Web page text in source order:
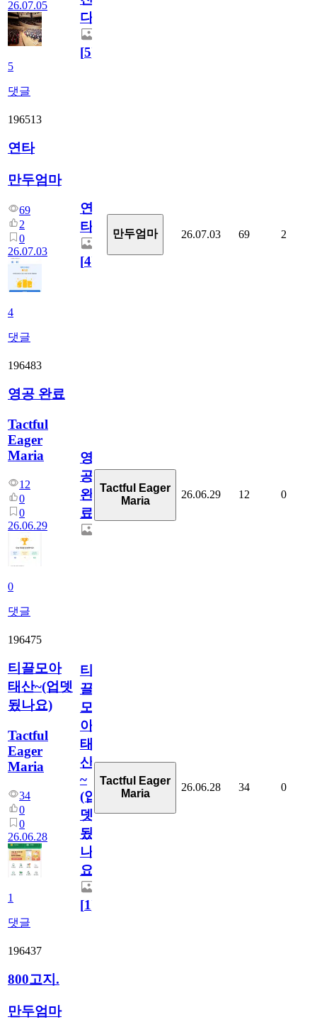
26.07.05
5
댓글
다.
[5]
196513
연타
만두엄마
69
2
0
26.07.03
4
댓글
연
타
[4]
만두엄마 26.07.03 69 2
196483
영공 완료
Tactful
Eager
Maria
12
0
0
26.06.29
0
댓글
영
공
완
료
Tactful Eager
Maria
26.06.29 12 0
196475
티끌모아
태산~(업뎃
됬나요)
Tactful
Eager
Maria
34
0
0
26.06.28
1
댓글
티
끌
모
아
태
산
~
(업
뎃
됬
나
요)
[1]
Tactful Eager
Maria
26.06.28 34 0
196437
800고지.
만두엄마